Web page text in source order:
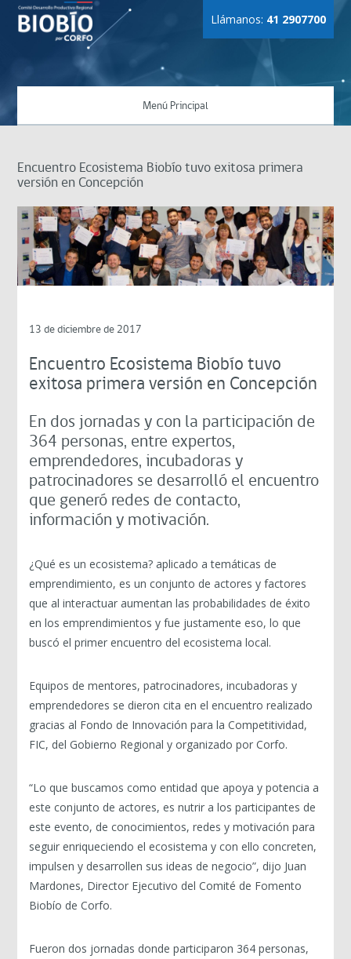
Llámanos: 41 2907700
Menú Principal
Encuentro Ecosistema Biobío tuvo exitosa primera
versión en Concepción
13 de diciembre de 2017
Encuentro Ecosistema Biobío tuvo
exitosa primera versión en Concepción
En dos jornadas y con la participación de
364 personas, entre expertos,
emprendedores, incubadoras y
patrocinadores se desarrolló el encuentro
que generó redes de contacto,
información y motivación.
¿Qué es un ecosistema? aplicado a temáticas de
emprendimiento, es un conjunto de actores y factores
que al interactuar aumentan las probabilidades de éxito
en los emprendimientos y fue justamente eso, lo que
buscó el primer encuentro del ecosistema local.
Equipos de mentores, patrocinadores, incubadoras y
emprendedores se dieron cita en el encuentro realizado
gracias al Fondo de Innovación para la Competitividad,
FIC, del Gobierno Regional y organizado por Corfo.
“Lo que buscamos como entidad que apoya y potencia a
este conjunto de actores, es nutrir a los participantes de
este evento, de conocimientos, redes y motivación para
seguir enriqueciendo el ecosistema y con ello concreten,
impulsen y desarrollen sus ideas de negocio”, dijo Juan
Mardones, Director Ejecutivo del Comité de Fomento
Biobío de Corfo.
Fueron dos jornadas donde participaron 364 personas,